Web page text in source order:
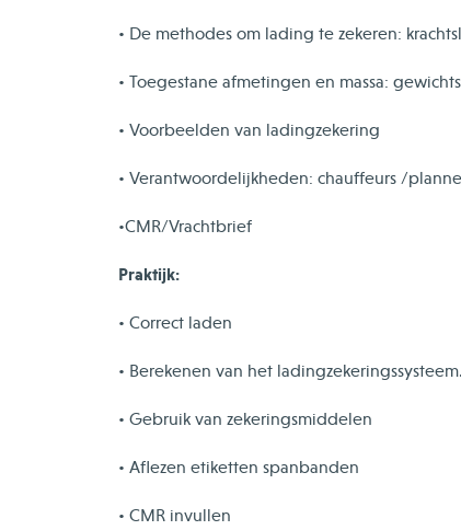
• De methodes om lading te zekeren:
• Toegestane afmetingen en massa:
• Voorbeelden van ladingzekering
• Verantwoordelijkheden: chauffeurs /
•CMR/Vrachtbrief
Praktijk:
• Correct laden
• Berekenen van het ladingzekeringssysteem.
• Gebruik van zekeringsmiddelen
• Aflezen etiketten spanbanden
• CMR invullen